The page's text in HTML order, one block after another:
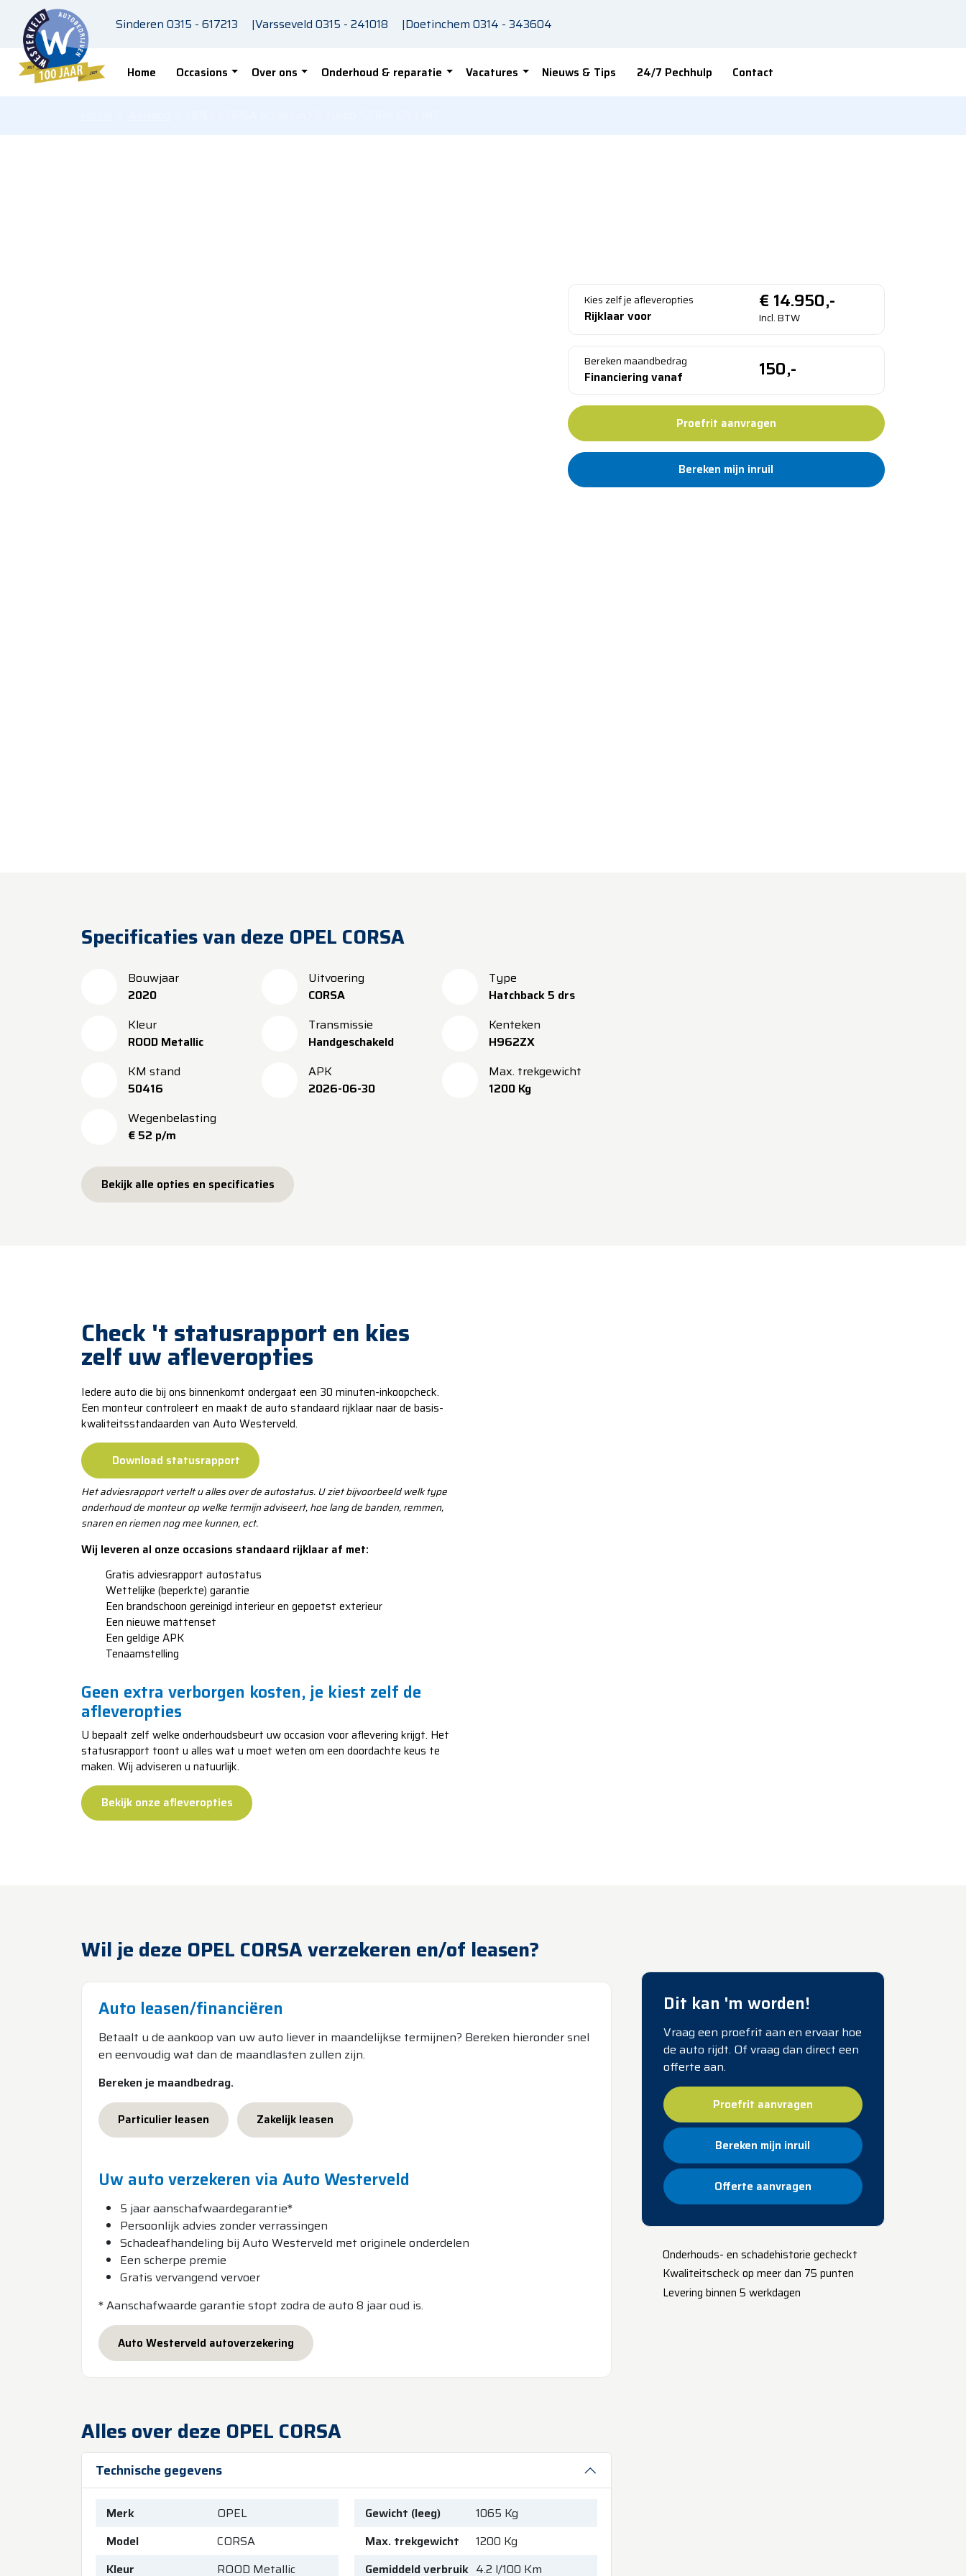
Skip to main content
Sinderen0315 - 617213 |Varsseveld0315 - 241018 |Doetinchem0314 - 343604
Home Occasions Over ons Onderhoud & reparatie Vacatures Nieuws & Tips 24/7 Pechhulp Contact
Kies zelf je afleveropties
Rijklaar voor
€ 14.950,-
Incl. BTW
Bereken maandbedrag
Financiering vanaf 150,-
Proefrit aanvragen
Bereken mijn inruil
Specificaties van deze OPEL CORSA
Bouwjaar
2020
Uitvoering
CORSA
Type
Hatchback 5 drs
Kleur
ROOD Metallic
Transmissie
Handgeschakeld
Kenteken
H962ZX
KM stand
50416
APK
2026-06-30
Max. trekgewicht
1200 Kg
Wegenbelasting
€ 52 p/m
Bekijk alle opties en specificaties
Check 't statusrapport en kies
zelf uw afleveropties
Iedere auto die bij ons binnenkomt ondergaat een 30 minuten-inkoopcheck.
Een monteur controleert en maakt de auto standaard rijklaar naar de basis-
kwaliteitsstandaarden van Auto Westerveld.
Download statusrapport
Het adviesrapport vertelt u alles over de autostatus. U ziet bijvoorbeeld welk type
onderhoud de monteur op welke termijn adviseert, hoe lang de banden, remmen,
snaren en riemen nog mee kunnen, ect.
Wij leveren al onze occasions standaard rijklaar af met:
​​Gratis adviesrapport autostatus
​​​Wettelijke (beperkte) garantie
​​​​Een brandschoon gereinigd interieur en gepoetst exterieur
​​​​​Een nieuwe mattenset
​​​​​​Een geldige APK
​​​​​​Tenaamstelling
Geen extra verborgen kosten, je kiest zelf de
afleveropties
U bepaalt zelf welke onderhoudsbeurt uw occasion voor aflevering krijgt. Het
statusrapport toont u alles wat u moet weten om een doordachte keus te
maken. Wij adviseren u natuurlijk.
Bekijk onze afleveropties
Wil je deze OPEL CORSA verzekeren en/of leasen?
Auto leasen/financiëren
Betaalt u de aankoop van uw auto liever in maandelijkse termijnen? Bereken hieronder snel
en eenvoudig wat dan de maandlasten zullen zijn.
Bereken je maandbedrag.
Particulier leasen Zakelijk leasen
Uw auto verzekeren via Auto Westerveld
5 jaar aanschafwaardegarantie*
Persoonlijk advies zonder verrassingen
Schadeafhandeling bij Auto Westerveld met originele onderdelen
Een scherpe premie
Gratis vervangend vervoer
* Aanschafwaarde garantie stopt zodra de auto 8 jaar oud is.
Auto Westerveld autoverzekering
Alles over deze OPEL CORSA
Technische gegevens
Merk
OPEL
Model
CORSA
Kleur
ROOD Metallic
Gewicht (leeg)
1065 Kg
Max. trekgewicht
1200 Kg
Gemiddeld verbruik 4.2 l/100 Km
Dit kan 'm worden!
Vraag een proefrit aan en ervaar hoe
de auto rijdt. Of vraag dan direct een
offerte aan.
Proefrit aanvragen
Bereken mijn inruil
Offerte aanvragen
​Onderhouds- en schadehistorie gecheckt
Kwaliteitscheck op meer dan 75 punten
Levering binnen 5 werkdagen